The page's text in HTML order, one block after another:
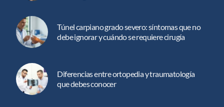
Túnel carpiano grado severo: síntomas que no
debe ignorar y cuándo se requiere cirugía
Diferencias entre ortopedia y traumatología
que debes conocer